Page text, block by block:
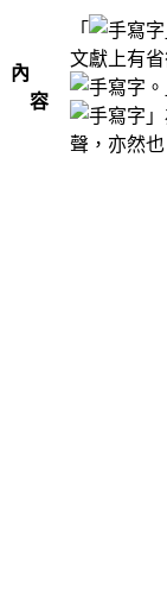
內
容
「
文獻上有
聲，亦然也